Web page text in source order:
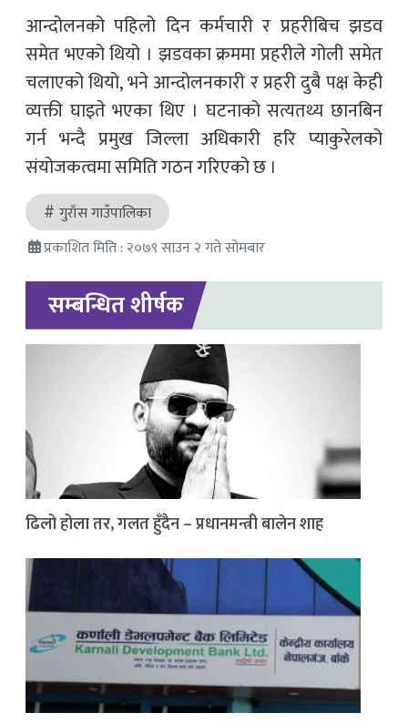
आन्दोलनको पहिलो दिन कर्मचारी र प्रहरीबिच झडव
समेत भएको थियो । झडवका क्रममा प्रहरीले गोली समेत
चलाएको थियो, भने आन्दोलनकारी र प्रहरी दुबै पक्ष केही
व्यक्ती घाइते भएका थिए । घटनाको सत्यतथ्य छानबिन
गर्न भन्दै प्रमुख जिल्ला अधिकारी हरि प्याकुरेलको
संयोजकत्वमा समिति गठन गरिएको छ ।
गुराँस गाउँपालिका
प्रकाशित मिति : २०७९ साउन २ गते सोमबार
सम्बन्धित शीर्षक
ढिलो होला तर, गलत हुँदैन – प्रधानमन्त्री बालेन शाह